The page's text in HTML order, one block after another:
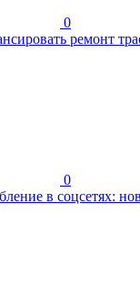
0
ремонт
0
в соцсетях: